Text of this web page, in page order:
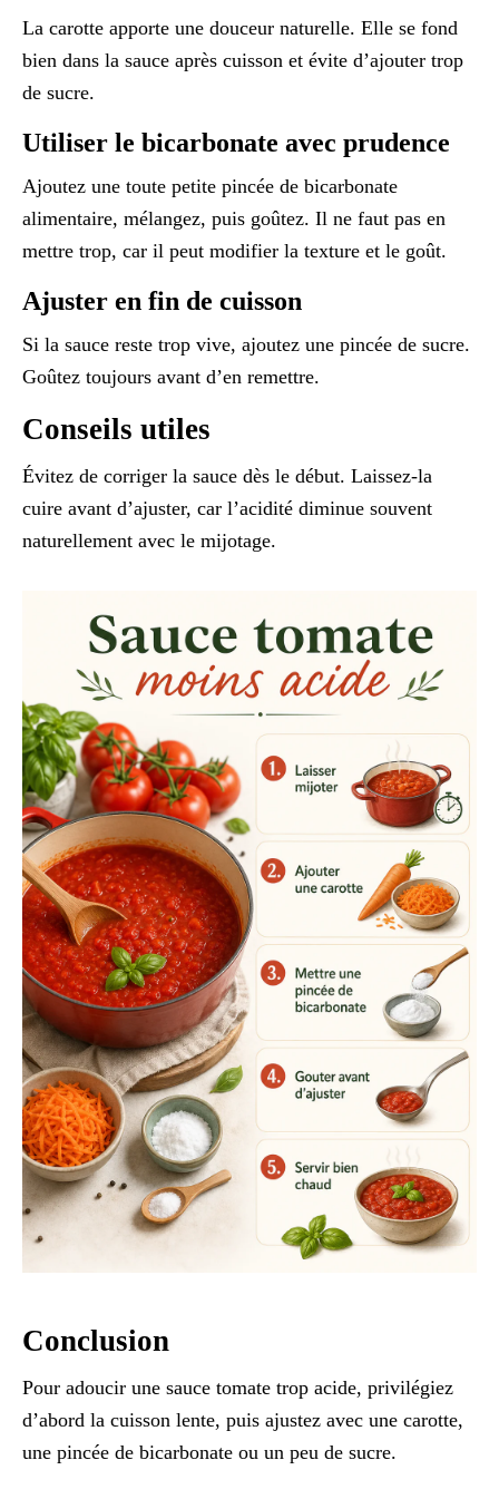
La carotte apporte une douceur naturelle. Elle se fond
bien dans la sauce après cuisson et évite d’ajouter trop
de sucre.
Utiliser le bicarbonate avec prudence
Ajoutez une toute petite pincée de bicarbonate
alimentaire, mélangez, puis goûtez. Il ne faut pas en
mettre trop, car il peut modifier la texture et le goût.
Ajuster en fin de cuisson
Si la sauce reste trop vive, ajoutez une pincée de sucre.
Goûtez toujours avant d’en remettre.
Conseils utiles
Évitez de corriger la sauce dès le début. Laissez-la
cuire avant d’ajuster, car l’acidité diminue souvent
naturellement avec le mijotage.
Conclusion
Pour adoucir une sauce tomate trop acide, privilégiez
d’abord la cuisson lente, puis ajustez avec une carotte,
une pincée de bicarbonate ou un peu de sucre.